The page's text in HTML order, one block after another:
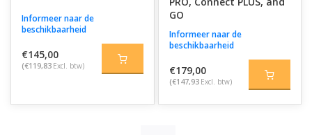
Informeer naar de
beschikbaarheid
€145,00
(€119,83 Excl. btw)
GO
Informeer naar de
beschikbaarheid
€179,00
(€147,93 Excl. btw)